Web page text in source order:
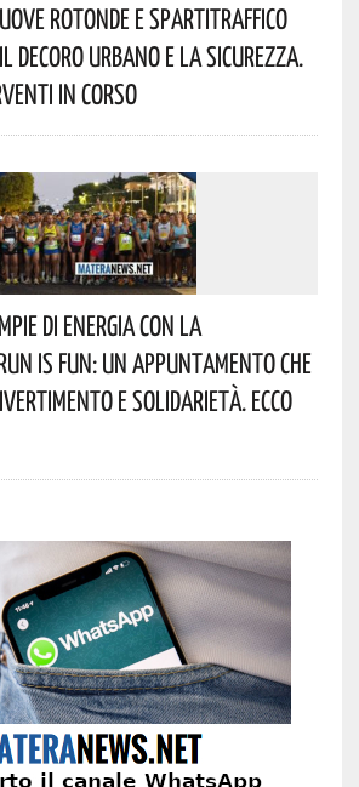
Rotonde E Spartitraffico
Decoro Urbano E La Sicurezza.
In Corso
Di Energia Con La
Is Fun: Un Appuntamento Che
E Solidarietà. Ecco